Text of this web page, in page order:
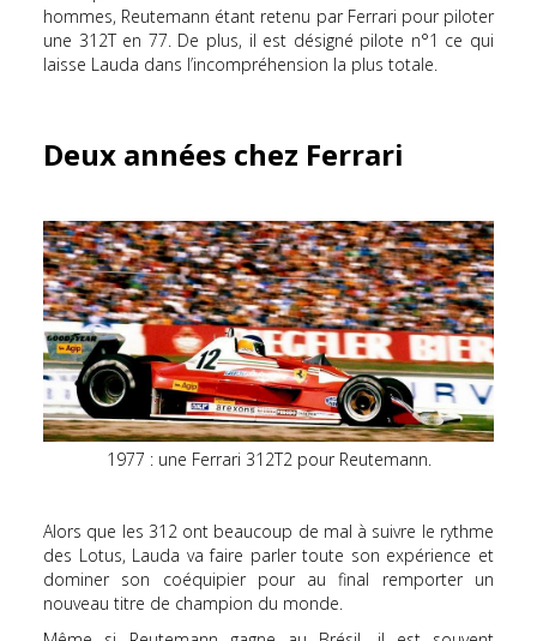
hommes, Reutemann étant retenu par Ferrari pour piloter
une 312T en 77. De plus, il est désigné pilote n°1 ce qui
laisse Lauda dans l’incompréhension la plus totale.
Deux années chez Ferrari
1977 : une Ferrari 312T2 pour Reutemann.
Alors que les 312 ont beaucoup de mal à suivre le rythme
des Lotus, Lauda va faire parler toute son expérience et
dominer son coéquipier pour au final remporter un
nouveau titre de champion du monde.